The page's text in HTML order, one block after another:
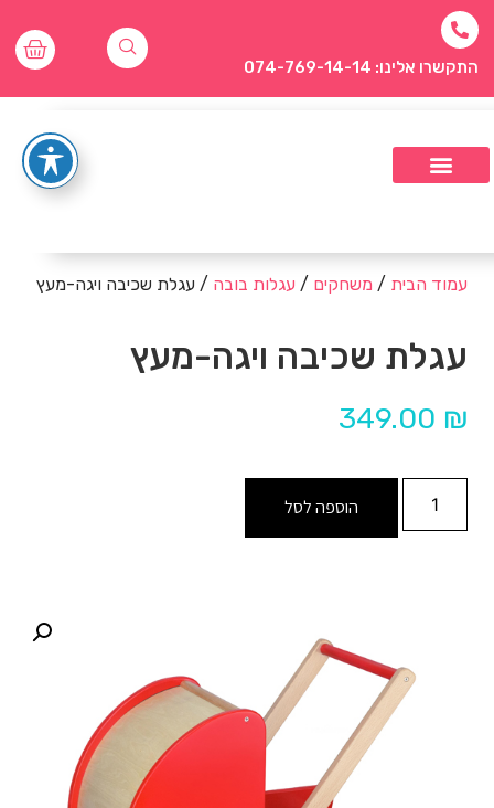
התקשרו אלינו: 074-769-14-14
עמוד הבית / משחקים / עגלות בובה / עגלת שכיבה ויגה-מעץ
עגלת שכיבה ויגה-מעץ
349.00 ₪
הוספה לסל